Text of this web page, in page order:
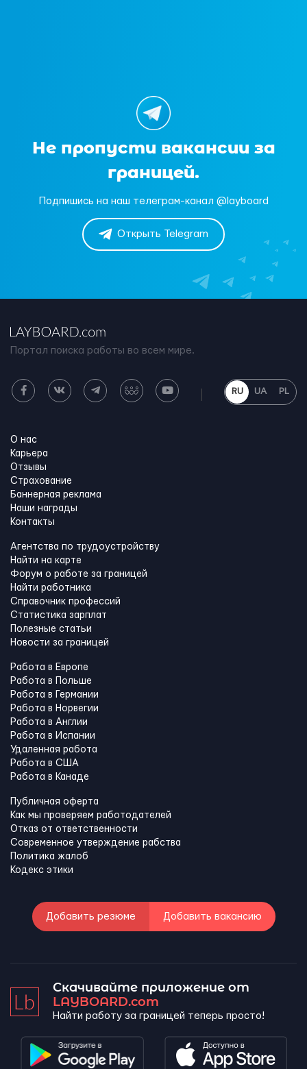
Не пропусти вакансии за
границей.
Подпишись на наш телеграм-канал @layboard
Открыть Telegram
Портал поиска работы во всем мире.
RU UA PL
О нас
Карьера
Отзывы
Страхование
Баннерная реклама
Наши награды
Контакты
Агентства по трудоустройству
Найти на карте
Форум о работе за границей
Найти работника
Справочник профессий
Статистика зарплат
Полезные статьи
Новости за границей
Работа в Европе
Работа в Польше
Работа в Германии
Работа в Норвегии
Работа в Англии
Работа в Испании
Удаленная работа
Работа в США
Работа в Канадe
Публичная оферта
Как мы проверяем работодателей
Отказ от ответственности
Современное утверждение рабства
Политика жалоб
Кодекс этики
Добавить резюме Добавить вакансию
Скачивайте приложение от
LAYBOARD.com
Найти работу за границей теперь просто!